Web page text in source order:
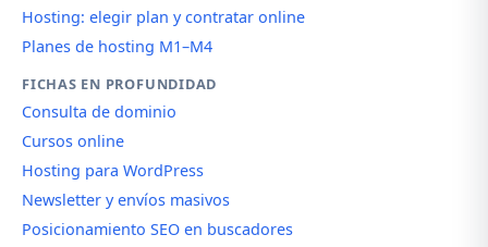
Hosting: elegir plan y contratar online
Planes de hosting M1–M4
FICHAS EN PROFUNDIDAD
Consulta de dominio
Cursos online
Hosting para WordPress
Newsletter y envíos masivos
Posicionamiento SEO en buscadores